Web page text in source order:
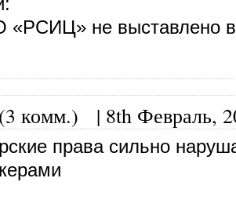
«РСИЦ» не выставлено
комм.) | 8th Февраль,
права сильно